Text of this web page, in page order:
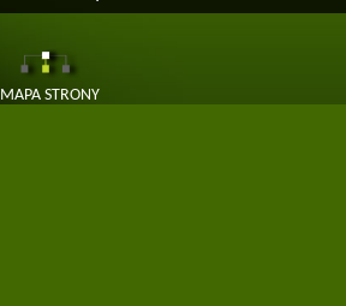
MAPA STRONY